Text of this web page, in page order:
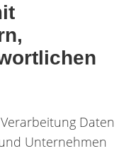
Daten
Unternehmen